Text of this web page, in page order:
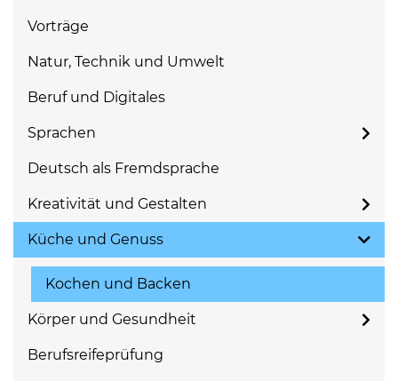
Vorträge
Natur, Technik und Umwelt
Beruf und Digitales
Sprachen
Deutsch als Fremdsprache
Kreativität und Gestalten
Küche und Genuss
Kochen und Backen
Körper und Gesundheit
Berufsreifeprüfung